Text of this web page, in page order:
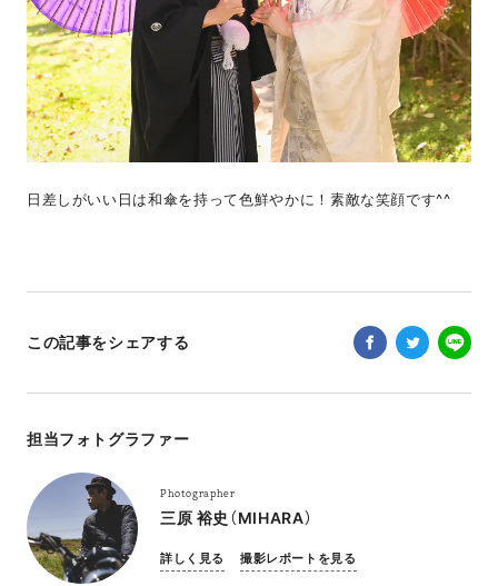
日差しがいい日は和傘を持って色鮮やかに！素敵な笑顔です^^
この記事をシェアする
担当フォトグラファー
Photographer
三原 裕史（MIHARA）
詳しく見る 撮影レポートを見る